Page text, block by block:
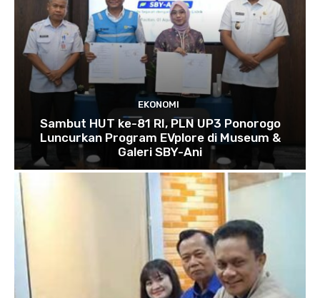
EKONOMI
Sambut HUT ke-81 RI, PLN UP3 Ponorogo
Luncurkan Program EVplore di Museum &
Galeri SBY-Ani